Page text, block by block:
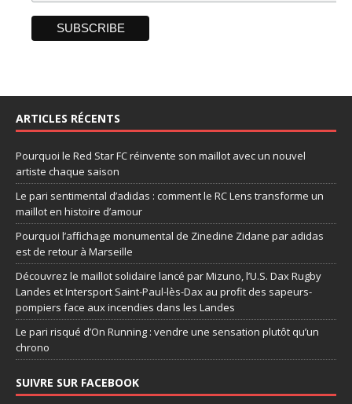
ARTICLES RÉCENTS
Pourquoi le Red Star FC réinvente son maillot avec un nouvel
artiste chaque saison
Le pari sentimental d’adidas : comment le RC Lens transforme un
maillot en histoire d’amour
Pourquoi l’affichage monumental de Zinedine Zidane par adidas
est de retour à Marseille
Découvrez le maillot solidaire lancé par Mizuno, l’U.S. Dax Rugby
Landes et Intersport Saint-Paul-lès-Dax au profit des sapeurs-
pompiers face aux incendies dans les Landes
Le pari risqué d’On Running : vendre une sensation plutôt qu’un
chrono
SUIVRE SUR FACEBOOK